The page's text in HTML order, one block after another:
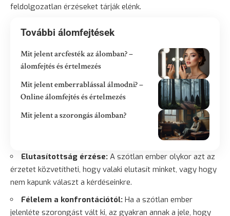
feldolgozatlan érzéseket tárják elénk.
További álomfejtések
Mit jelent arcfesték az álomban? –
álomfejtés és értelmezés
Mit jelent emberrablással álmodni? –
Online álomfejtés és értelmezés
Mit jelent a szorongás álomban?
Elutasítottság érzése: A szótlan ember olykor azt az
érzetet közvetítheti, hogy valaki elutasít minket, vagy hogy
nem kapunk választ a kérdéseinkre.
Félelem a konfrontációtól: Ha a szótlan ember
jelenléte szorongást vált ki, az gyakran annak a jele, hogy